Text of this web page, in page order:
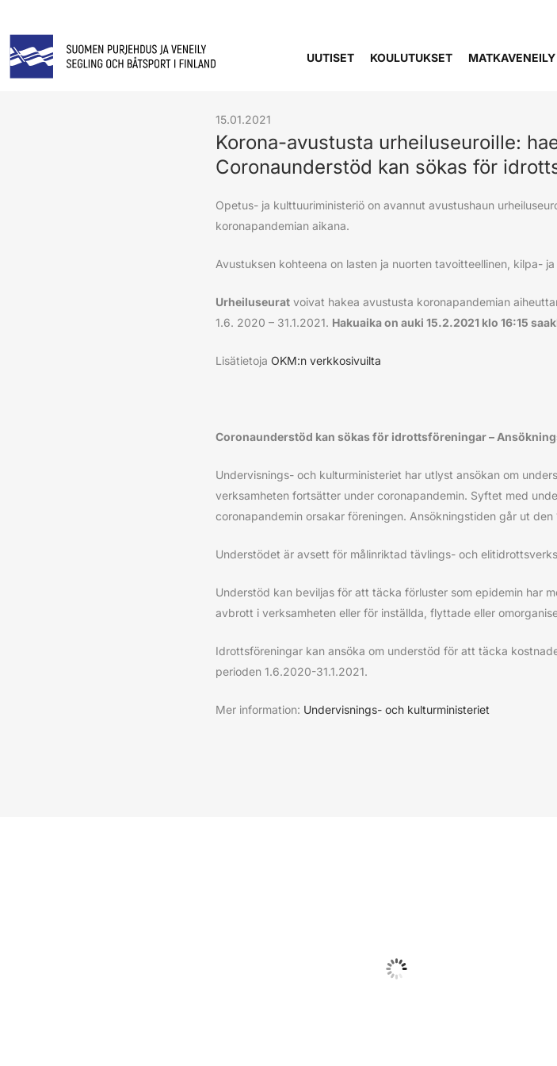
UUTISET KOULUTUKSET MATKAVENEILY
15.01.2021
Korona-avustusta urheiluseuroille:
Coronaunderstöd kan sökas för
Opetus- ja kulttuuriministeriö on avannut avustushaun
koronapandemian aikana.
Avustuksen kohteena on lasten ja nuorten tavoitteellinen, kilpa-
Urheiluseurat voivat hakea avustusta koronapandemian
1.6. 2020 – 31.1.2021. Hakuaika on auki 15.2.2021 klo 16:15
Lisätietoja OKM:n verkkosivuilta
Coronaunderstöd kan sökas för idrottsföreningar –
Undervisnings- och kulturministeriet har utlyst ansökan om
verksamheten fortsätter under coronapandemin. Syftet med
coronapandemin orsakar föreningen. Ansökningstiden går ut den
Understödet är avsett för målinriktad tävlings- och
Understöd kan beviljas för att täcka förluster som epidemin har
avbrott i verksamheten eller för inställda, flyttade eller
Idrottsföreningar kan ansöka om understöd för att täcka
perioden 1.6.2020-31.1.2021.
Mer information: Undervisnings- och kulturministeriet